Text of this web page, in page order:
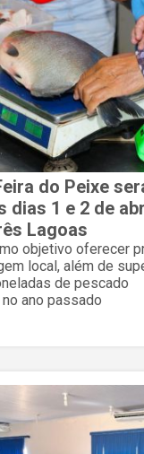
do Peixe
dias 1 e 2 de
Lagoas
objetivo oferecer
local, além de
de pescado
ano passado